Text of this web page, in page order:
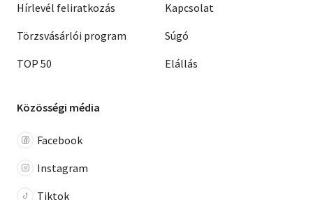
Hírlevél feliratkozás
Törzsvásárlói program
TOP 50
Kapcsolat
Súgó
Elállás
Közösségi média
Facebook
Instagram
Tiktok